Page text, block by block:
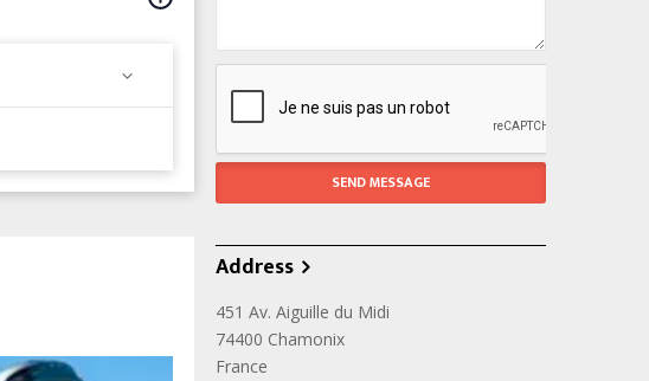
Address
451 Av. Aiguille du Midi
74400 Chamonix
France